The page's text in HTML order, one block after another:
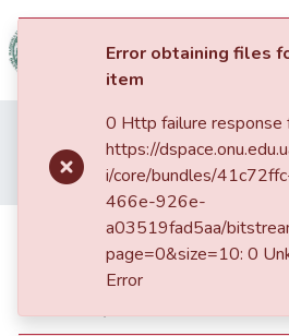
Communities
Collections
All of DSpace
Факультет психології та соціальної роботи
Долслідження та аналіз психоемоційного стану студентів-біженців
Долслідження та
психоемоційного
біженців
Error obtaining files
item
0 Http failure response
https://
i/core/bundles/
466e-926e-
a03519fad5aa/
page=0&size=10: 0
Error